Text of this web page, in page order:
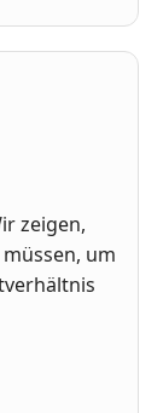
zeigen,
um